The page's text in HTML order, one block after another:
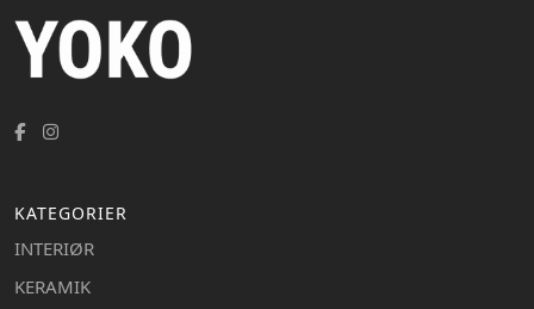
KATEGORIER
INTERIØR
KERAMIK